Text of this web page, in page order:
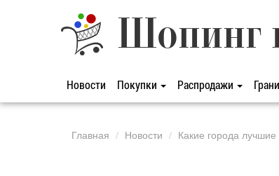
Шопинг
Новости Покупки Распродажи
Главная Новости Какие города